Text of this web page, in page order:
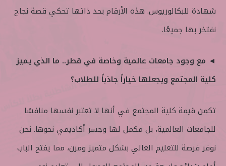
شهادة للبكالوريوس. هذه الأرقام بحد ذاتها تحكي قصة نجاح
نفتخر بها جميعًا.
◄ مع وجود جامعات عالمية وخاصة في قطر.. ما الذي يميز
كلية المجتمع ويجعلها خياراً جاذباً للطلاب؟
تكمن قيمة كلية المجتمع في أنها لا تعتبر نفسها منافسًا
للجامعات العالمية، بل مكمل لها وجسر أكاديمي نحوها. نحن
نوفر فرصة للتعليم العالي بشكل متميز ومرن، مما يفتح الباب